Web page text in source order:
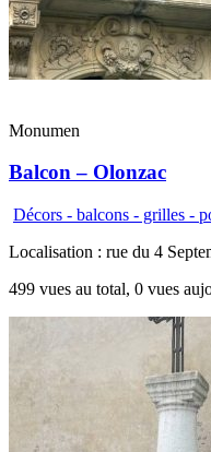
Monumen
Balcon – Olonzac
Décors - balcons - grilles -
Localisation : rue du 4
499 vues au total, 0 vues